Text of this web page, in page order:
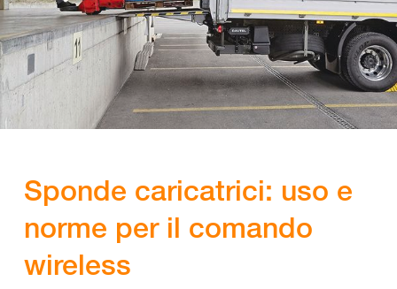
Sponde caricatrici: uso e
norme per il comando
wireless